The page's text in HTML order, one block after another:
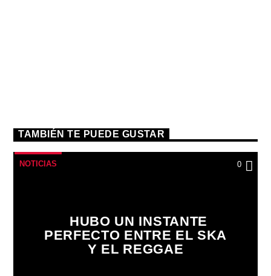
TAMBIÉN TE PUEDE GUSTAR
NOTICIAS 0
HUBO UN INSTANTE
PERFECTO ENTRE EL SKA
Y EL REGGAE